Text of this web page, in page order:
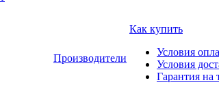
Производители
Как купить
Условия
Условия
Гарантия на